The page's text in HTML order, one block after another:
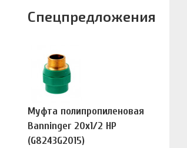
Спецпредложения
Муфта полипропиленовая
Banninger 20х1/2 НР
(G8243G2015)